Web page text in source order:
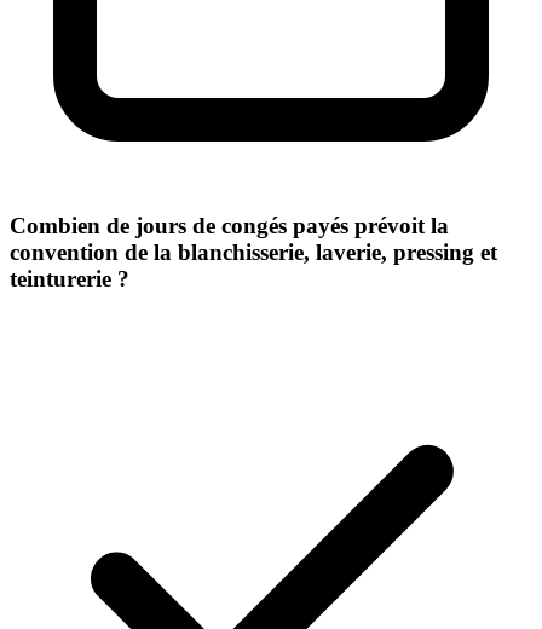
Combien de jours de congés payés prévoit la
convention de la blanchisserie, laverie, pressing et
teinturerie ?